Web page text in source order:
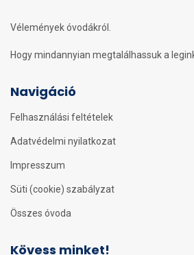
Vélemények óvodákról.
Hogy mindannyian megtalálhassuk a
Navigáció
Felhasználási feltételek
Adatvédelmi nyilatkozat
Impresszum
Süti (cookie) szabályzat
Összes óvoda
Kövess minket!